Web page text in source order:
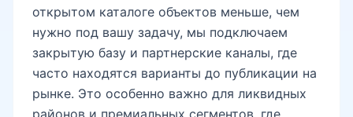
открытом каталоге объектов меньше, чем
нужно под вашу задачу, мы подключаем
закрытую базу и партнерские каналы, где
часто находятся варианты до публикации на
рынке. Это особенно важно для ликвидных
районов и премиальных сегментов, где